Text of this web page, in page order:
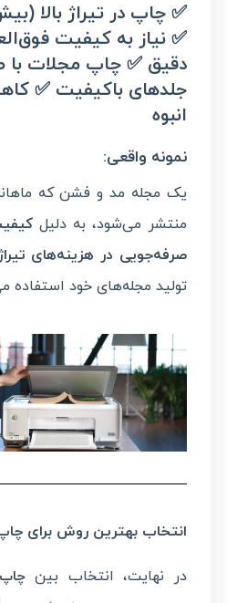
✅چاپ در تیراژ بالا (بیش از
✅نیاز به کیفیت
دقیق ✅چاپ مجلات با
جلدهای باکیفیت ✅
انبوه
نمونه واقعی:
منتشر می‌شود، به دلیل
صرفه‌جویی در هزینه‌های تیراژ
تولید مجله‌های خود استفاده
انتخاب بهترین روش برای
در نهایت، انتخاب بین